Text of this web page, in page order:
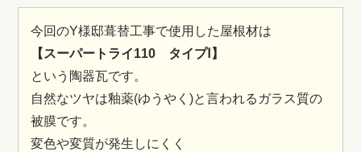
今回のY様邸葺替工事で使用した屋根材は
【スーパートライ110 タイプⅠ】
という陶器瓦です。
自然なツヤは釉薬(ゆうやく)と言われるガラス質の
被膜です。
変色や変質が発生しにくく